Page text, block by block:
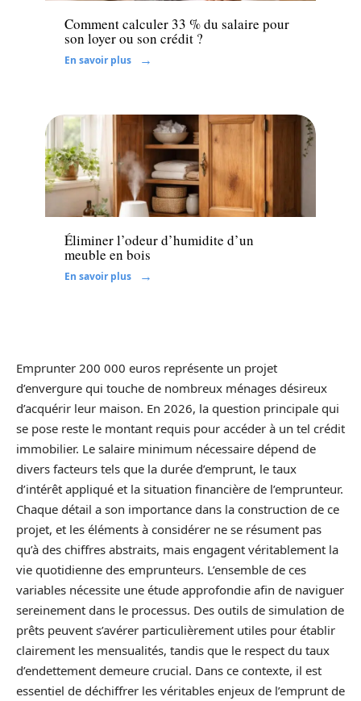
Comment calculer 33 % du salaire pour
son loyer ou son crédit ?
En savoir plus
Rénover
Éliminer l’odeur d’humidite d’un
meuble en bois
En savoir plus
Emprunter 200 000 euros représente un projet
d’envergure qui touche de nombreux ménages désireux
d’acquérir leur maison. En 2026, la question principale qui
se pose reste le montant requis pour accéder à un tel crédit
immobilier. Le salaire minimum nécessaire dépend de
divers facteurs tels que la durée d’emprunt, le taux
d’intérêt appliqué et la situation financière de l’emprunteur.
Chaque détail a son importance dans la construction de ce
projet, et les éléments à considérer ne se résument pas
qu’à des chiffres abstraits, mais engagent véritablement la
vie quotidienne des emprunteurs. L’ensemble de ces
variables nécessite une étude approfondie afin de naviguer
sereinement dans le processus. Des outils de simulation de
prêts peuvent s’avérer particulièrement utiles pour établir
clairement les mensualités, tandis que le respect du taux
d’endettement demeure crucial. Dans ce contexte, il est
essentiel de déchiffrer les véritables enjeux de l’emprunt de